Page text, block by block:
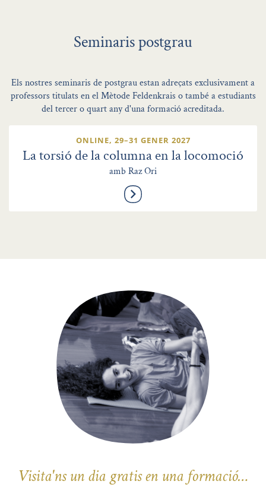
Seminaris postgrau
Els nostres seminaris de postgrau estan adreçats exclusivament a
professors titulats en el Mètode Feldenkrais o també a estudiants
del tercer o quart any d'una formació acreditada.
ONLINE, 29–31 GENER 2027
La torsió de la columna en la locomoció
amb Raz Ori
Visita'ns un dia gratis en una formació…